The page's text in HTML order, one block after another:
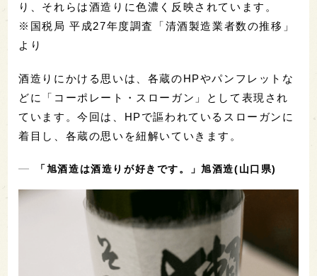
り、それらは酒造りに色濃く反映されています。
※国税局 平成27年度調査「清酒製造業者数の推移」
より
酒造りにかける思いは、各蔵のHPやパンフレットな
どに「コーポレート・スローガン」として表現され
ています。今回は、HPで謳われているスローガンに
着目し、各蔵の思いを紐解いていきます。
「旭酒造は酒造りが好きです。」旭酒造(山口県)